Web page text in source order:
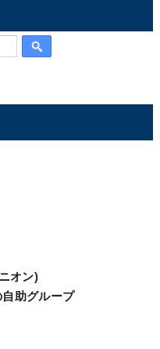
オン)
助グループ